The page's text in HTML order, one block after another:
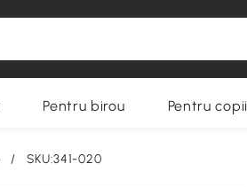
Pentru birou Pentru copii
/ SKU:341-020